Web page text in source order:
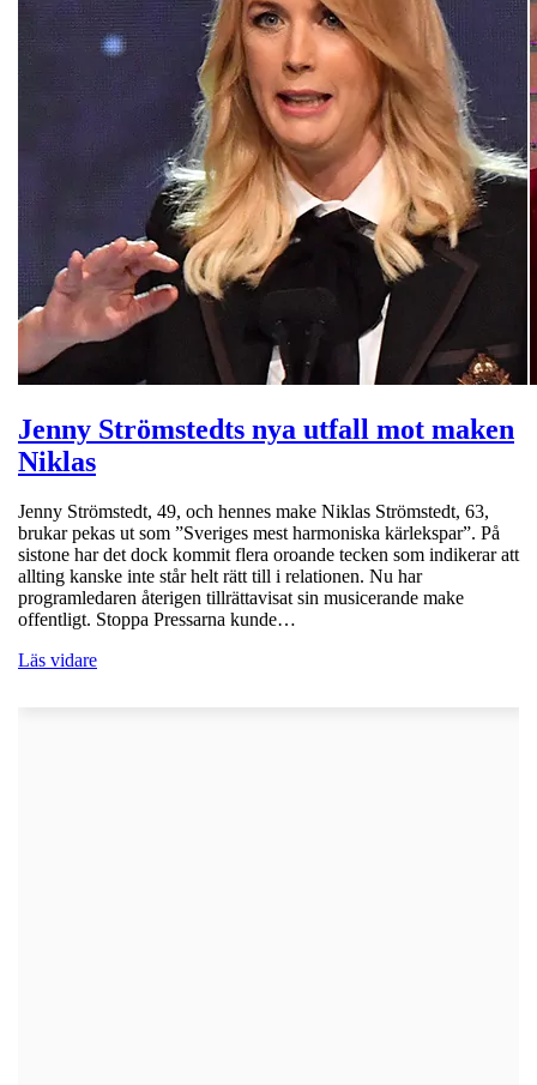
Jenny Strömstedts nya utfall mot maken
Niklas
Jenny Strömstedt, 49, och hennes make Niklas Strömstedt, 63,
brukar pekas ut som ”Sveriges mest harmoniska kärlekspar”. På
sistone har det dock kommit flera oroande tecken som indikerar att
allting kanske inte står helt rätt till i relationen. Nu har
programledaren återigen tillrättavisat sin musicerande make
offentligt. Stoppa Pressarna kunde…
Läs vidare